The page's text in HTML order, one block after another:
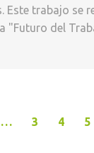
Este trabajo se
"Futuro del
… 3 4 5